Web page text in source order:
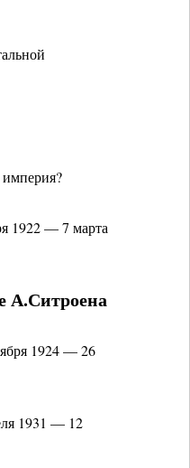
империя?
1922 — 7 марта
А.Ситроена
1924 — 26
1931 — 12